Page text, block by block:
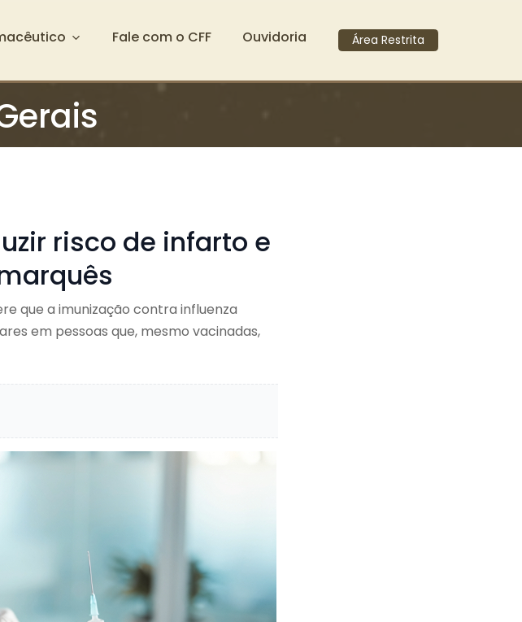
Fale com o CFF Ouvidoria Área Restrita
risco de infarto e
que a imunização contra influenza
em pessoas que, mesmo vacinadas,